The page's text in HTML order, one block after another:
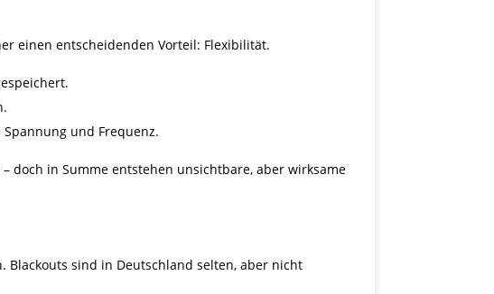
einen entscheidenden Vorteil: Flexibilität.
und Frequenz.
doch in Summe entstehen unsichtbare, aber wirksame
Blackouts sind in Deutschland selten, aber nicht